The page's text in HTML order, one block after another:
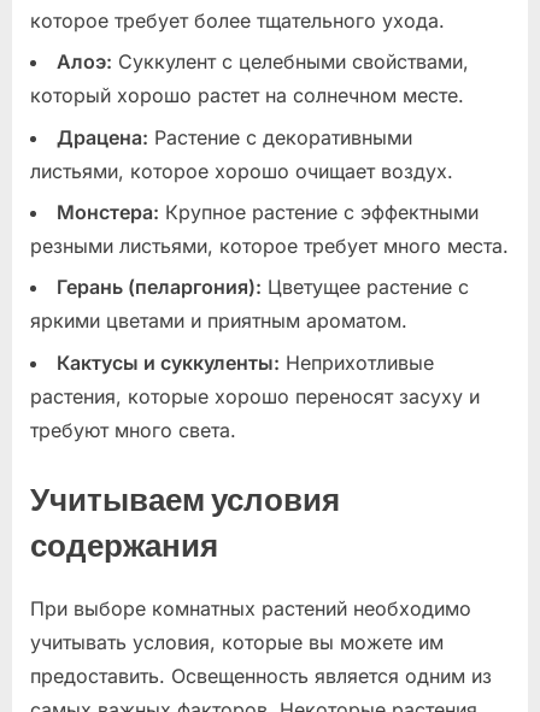
которое требует более тщательного ухода.
Алоэ: Суккулент с целебными свойствами,
который хорошо растет на солнечном месте.
Драцена: Растение с декоративными
листьями, которое хорошо очищает воздух.
Монстера: Крупное растение с эффектными
резными листьями, которое требует много места.
Герань (пеларгония): Цветущее растение с
яркими цветами и приятным ароматом.
Кактусы и суккуленты: Неприхотливые
растения, которые хорошо переносят засуху и
требуют много света.
Учитываем условия
содержания
При выборе комнатных растений необходимо
учитывать условия, которые вы можете им
предоставить. Освещенность является одним из